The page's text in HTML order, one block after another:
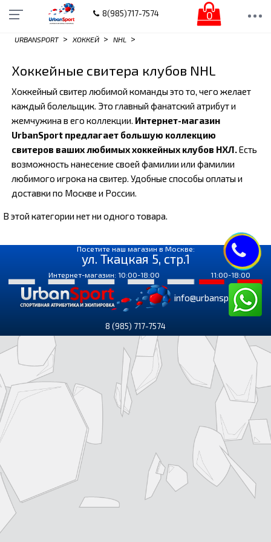
8(985)717-7574 0
URBANSPORT > ХОККЕЙ > NHL >
Хоккейные свитера клубов NHL
Хоккейный свитер любимой команды это то, чего желает
каждый болельщик. Это главный фанатский атрибут и
жемчужина в его коллекции. Интернет-магазин
UrbanSport предлагает большую коллекцию
свитеров ваших любимых хоккейных клубов НХЛ.Есть
возможность нанесение своей фамилии или фамилии
любимого игрока на свитер. Удобные способы оплаты и
доставки по Москве и России.
В этой категории нет ни одного товара.
Посетите наш магазин в Москве:
ул. Ткацкая 5, стр.1
Интернет-магазин: 10:00-18:00 11:00-18:00
info@urbansport.ru
8 (985) 717-7574